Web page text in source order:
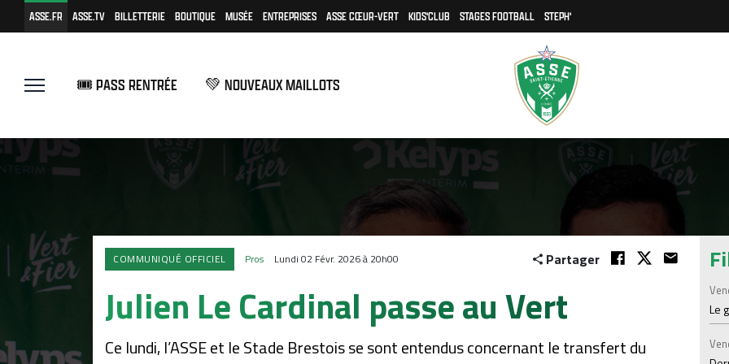
ASSE.FR ASSE.TV BILLETTERIE BOUTIQUE MUSÉE ENTREPRISES ASSE CŒUR-VERT KIDS'CLUB STAGES FOOTBALL STEPH'
🎟️ PASS RENTRÉE 💚 NOUVEAUX MAILLOTS
COMMUNIQUÉ OFFICIEL Pros Lundi 02 Févr. 2026 à 20h00 Partager
Julien Le Cardinal passe au Vert
Ce lundi, l’ASSE et le Stade Brestois se sont entendus concernant le transfert du
Le